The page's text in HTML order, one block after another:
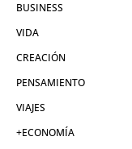
BUSINESS
VIDA
CREACIÓN
PENSAMIENTO
VIAJES
+ECONOMÍA